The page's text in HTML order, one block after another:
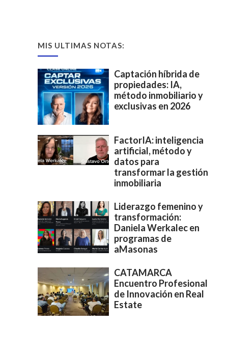
MIS ULTIMAS NOTAS:
Captación híbrida de
propiedades: IA,
método inmobiliario y
exclusivas en 2026
FactorIA: inteligencia
artificial, método y
datos para
transformar la gestión
inmobiliaria
Liderazgo femenino y
transformación:
Daniela Werkalec en
programas de
aMasonas
CATAMARCA
Encuentro Profesional
de Innovación en Real
Estate